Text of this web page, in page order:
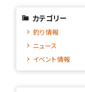
カテゴリー
釣り情報
ニュース
イベント情報